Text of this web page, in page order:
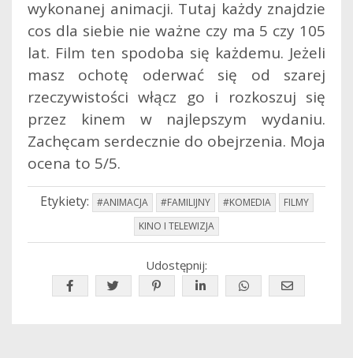
wykonanej animacji. Tutaj każdy znajdzie
cos dla siebie nie ważne czy ma 5 czy 105
lat. Film ten spodoba się każdemu. Jeżeli
masz ochotę oderwać się od szarej
rzeczywistości włącz go i rozkoszuj się
przez kinem w najlepszym wydaniu.
Zachęcam serdecznie do obejrzenia. Moja
ocena to 5/5.
Etykiety: #ANIMACJA #FAMILIJNY #KOMEDIA
FILMY
KINO I TELEWIZJA
Udostępnij: